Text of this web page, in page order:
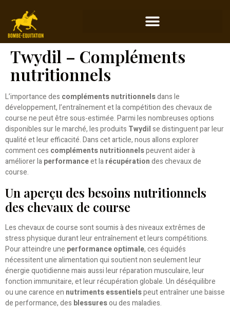
Twydil – Compléments
nutritionnels
L’importance des compléments nutritionnelsdans le
développement, l’entraînement et la compétition des chevaux de
course ne peut être sous-estimée. Parmi les nombreuses options
disponibles sur le marché, les produits Twydilse distinguent par leur
qualité et leur efficacité. Dans cet article, nous allons explorer
comment ces compléments nutritionnelspeuvent aider à
améliorer laperformanceet larécupérationdes chevaux de
course.
Un aperçu des besoins nutritionnels
des chevaux de course
Les chevaux de course sont soumis à des niveaux extrêmes de
stress physique durant leur entraînement et leurs compétitions.
Pour atteindre une performance optimale, ces équidés
nécessitent une alimentation qui soutient non seulement leur
énergie quotidienne mais aussi leur réparation musculaire, leur
fonction immunitaire, et leur récupération globale. Un déséquilibre
ou une carence en nutriments essentielspeut entraîner une baisse
de performance, des blessuresou des maladies.